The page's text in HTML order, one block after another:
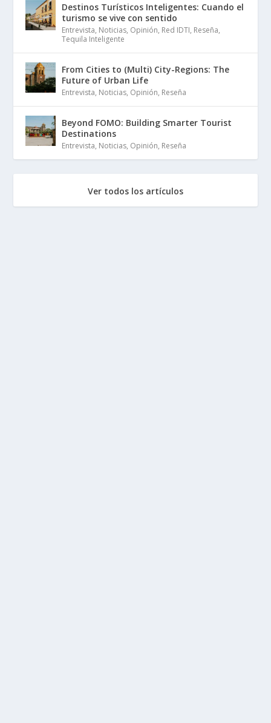
Destinos Turísticos Inteligentes: Cuando el
turismo se vive con sentido
Entrevista, Noticias, Opinión, Red IDTI, Reseña,
Tequila Inteligente
From Cities to (Multi) City-Regions: The
Future of Urban Life
Entrevista, Noticias, Opinión, Reseña
Beyond FOMO: Building Smarter Tourist
Destinations
Entrevista, Noticias, Opinión, Reseña
Ver todos los artículos